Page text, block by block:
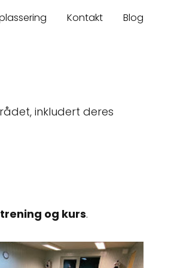
Kontakt Blog
inkludert deres
og kurs.